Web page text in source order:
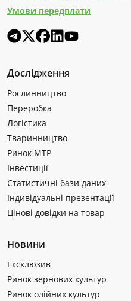
Умови передплати
Дослідження
Рослинництво
Переробка
Логістика
Тваринництво
Ринок МТР
Інвестиції
Статистичні бази даних
Індивідуальні презентації
Цінові довідки на товар
Новини
Ексклюзив
Ринок зернових культур
Ринок олійних культур